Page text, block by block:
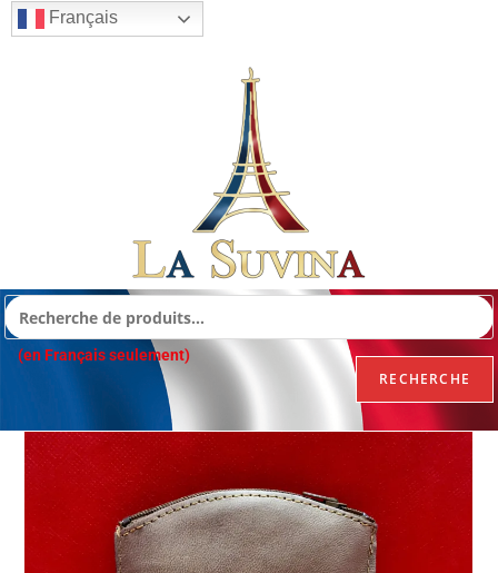
Français
RECHERCHE
(en Français seulement)